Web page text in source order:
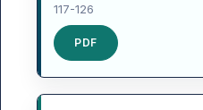
117-126
PDF